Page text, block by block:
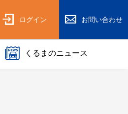
ログイン お問い合わせ
くるまのニュース